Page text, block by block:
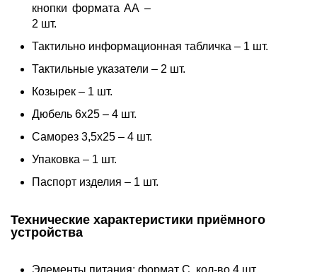
кнопки формата АА –
2 шт.
Тактильно информационная табличка – 1 шт.
Тактильные указатели – 2 шт.
Козырек – 1 шт.
Дюбель 6х25 – 4 шт.
Саморез 3,5х25 – 4 шт.
Упаковка – 1 шт.
Паспорт изделия – 1 шт.
Технические характеристики приёмного
устройства